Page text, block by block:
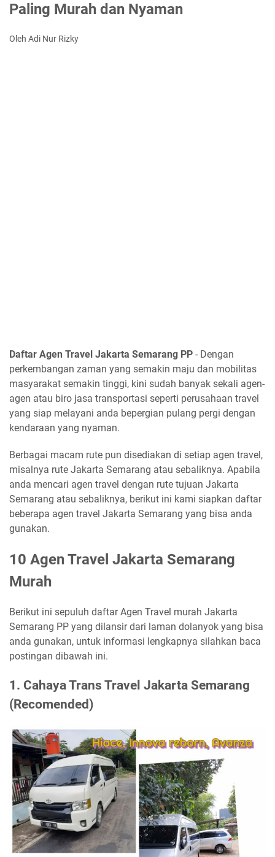
Paling Murah dan Nyaman
Oleh Adi Nur Rizky
Daftar Agen Travel Jakarta Semarang PP - Dengan
perkembangan zaman yang semakin maju dan mobilitas
masyarakat semakin tinggi, kini sudah banyak sekali agen-
agen atau biro jasa transportasi seperti perusahaan travel
yang siap melayani anda bepergian pulang pergi dengan
kendaraan yang nyaman.
Berbagai macam rute pun disediakan di setiap agen travel,
misalnya rute Jakarta Semarang atau sebaliknya. Apabila
anda mencari agen travel dengan rute tujuan Jakarta
Semarang atau sebaliknya, berikut ini kami siapkan daftar
beberapa agen travel Jakarta Semarang yang bisa anda
gunakan.
10 Agen Travel Jakarta Semarang
Murah
Berikut ini sepuluh daftar Agen Travel murah Jakarta
Semarang PP yang dilansir dari laman dolanyok yang bisa
anda gunakan, untuk informasi lengkapnya silahkan baca
postingan dibawah ini.
1. Cahaya Trans Travel Jakarta Semarang
(Recomended)